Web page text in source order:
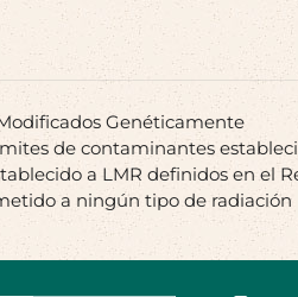
Genéticamente
de contaminantes
a LMR definidos en el
a ningún tipo de radiación